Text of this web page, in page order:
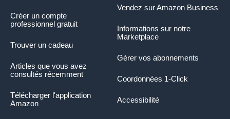
Vendez sur Amazon Business
Informations sur notre
Marketplace
Gérer vos abonnements
Coordonnées 1-Click
Accessibilité
Créer un compte
professionnel gratuit
Trouver un cadeau
Articles que vous avez
consultés récemment
Télécharger l'application
Amazon